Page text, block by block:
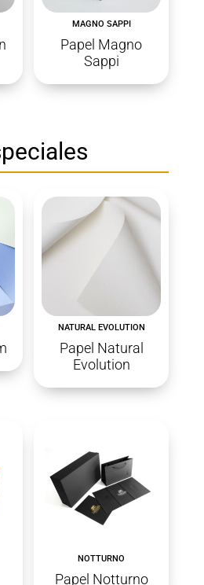
MAGNO SAPPI
Papel Magno
Sappi
NATURAL EVOLUTION
Papel Natural
Evolution
NOTTURNO
Papel Notturno